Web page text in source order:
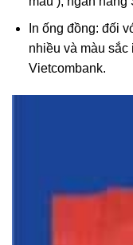
In ống đồng: đối
nhiều và màu
Vietcombank.